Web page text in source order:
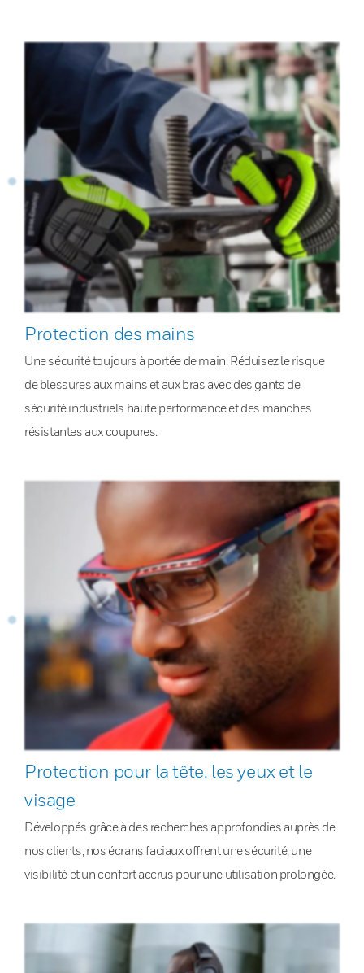
Protection des mains
Une sécurité toujours à portée de main. Réduisez le risque
de blessures aux mains et aux bras avec des gants de
sécurité industriels haute performance et des manches
résistantes aux coupures.
Protection pour la tête, les yeux et le
visage
Développés grâce à des recherches approfondies auprès de
nos clients, nos écrans faciaux offrent une sécurité, une
visibilité et un confort accrus pour une utilisation prolongée.